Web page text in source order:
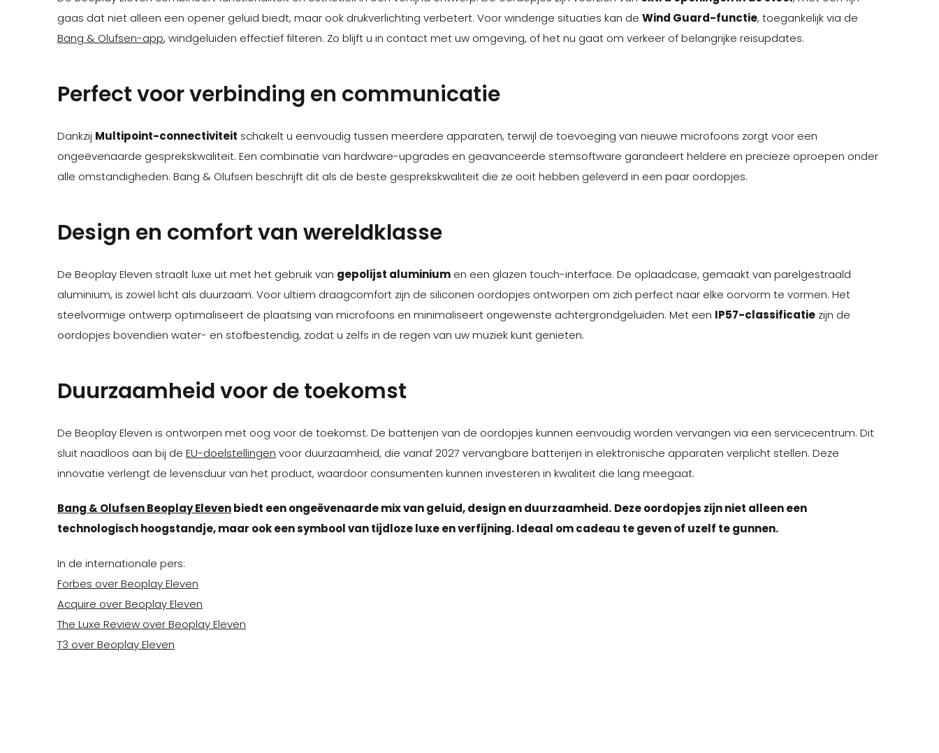
gaas dat niet alleen een opener geluid biedt, maar ook drukverlichting verbetert. Voor winderige situaties kan de Wind Guard-functie, toegankelijk via de
Bang & Olufsen-app, windgeluiden effectief filteren. Zo blijft u in contact met uw omgeving, of het nu gaat om verkeer of belangrijke reisupdates.
Perfect voor verbinding en communicatie
Dankzij Multipoint-connectiviteit schakelt u eenvoudig tussen meerdere apparaten, terwijl de toevoeging van nieuwe microfoons zorgt voor een
ongeëvenaarde gesprekskwaliteit. Een combinatie van hardware-upgrades en geavanceerde stemsoftware garandeert heldere en precieze oproepen onder
alle omstandigheden. Bang & Olufsen beschrijft dit als de beste gesprekskwaliteit die ze ooit hebben geleverd in een paar oordopjes.
Design en comfort van wereldklasse
De Beoplay Eleven straalt luxe uit met het gebruik van gepolijst aluminium en een glazen touch-interface. De oplaadcase, gemaakt van parelgestraald
aluminium, is zowel licht als duurzaam. Voor ultiem draagcomfort zijn de siliconen oordopjes ontworpen om zich perfect naar elke oorvorm te vormen. Het
steelvormige ontwerp optimaliseert de plaatsing van microfoons en minimaliseert ongewenste achtergrondgeluiden. Met een IP57-classificatie zijn de
oordopjes bovendien water- en stofbestendig, zodat u zelfs in de regen van uw muziek kunt genieten.
Duurzaamheid voor de toekomst
De Beoplay Eleven is ontworpen met oog voor de toekomst. De batterijen van de oordopjes kunnen eenvoudig worden vervangen via een servicecentrum. Dit
sluit naadloos aan bij de EU-doelstellingen voor duurzaamheid, die vanaf 2027 vervangbare batterijen in elektronische apparaten verplicht stellen. Deze
innovatie verlengt de levensduur van het product, waardoor consumenten kunnen investeren in kwaliteit die lang meegaat.
Bang & Olufsen Beoplay Elevenbiedt een ongeëvenaarde mix van geluid, design en duurzaamheid. Deze oordopjes zijn niet alleen een
technologisch hoogstandje, maar ook een symbool van tijdloze luxe en verfijning. Ideaal om cadeau te geven of uzelf te gunnen.
In de internationale pers:
Forbes over Beoplay Eleven
Acquire over Beoplay Eleven
The Luxe Review over Beoplay Eleven
T3 over Beoplay Eleven